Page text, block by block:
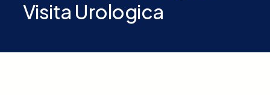
Visita Urologica